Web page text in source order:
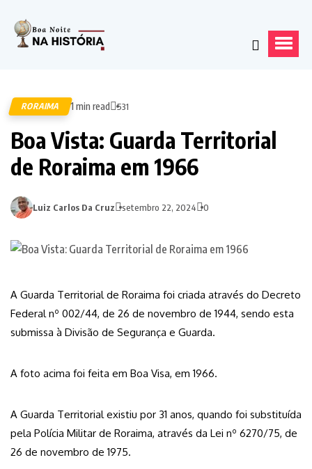
RORAIMA 1 min read 531
Boa Vista: Guarda Territorial
de Roraima em 1966
Luiz Carlos Da Cruz setembro 22, 2024 0
A Guarda Territorial de Roraima foi criada através do Decreto
Federal nº 002/44, de 26 de novembro de 1944, sendo esta
submissa à Divisão de Segurança e Guarda.
A foto acima foi feita em Boa Visa, em 1966.
A Guarda Territorial existiu por 31 anos, quando foi substituída
pela Polícia Militar de Roraima, através da Lei nº 6270/75, de
26 de novembro de 1975.